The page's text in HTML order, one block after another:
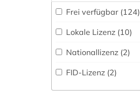
Ethnologie (138)
Geographie (28)
Geowissenschaften
(6)
archiv (1)
(1)
archäologie (4)
asch (1)
(28)
Faktendatenbank
(14)
National-,
Regionalbibliographie
(3
Frei verfügbar (124)
Lokale Lizenz (10)
Nationallizenz (2)
FID-Lizenz (2)